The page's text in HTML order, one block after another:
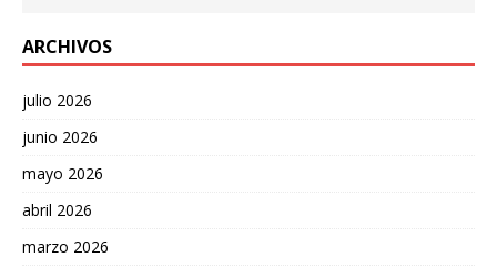
ARCHIVOS
julio 2026
junio 2026
mayo 2026
abril 2026
marzo 2026